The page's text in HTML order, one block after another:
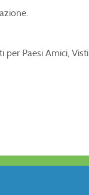
per Paesi Amici, Visti